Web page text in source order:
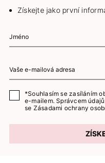
Získejte jako první
*Souhlasím se zasíláním
e-mailem. Správcem
se Zásadami ochrany